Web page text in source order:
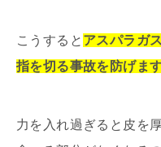
こうすると アスパラガ
指を切る事故を防げま
力を入れ過ぎると皮を